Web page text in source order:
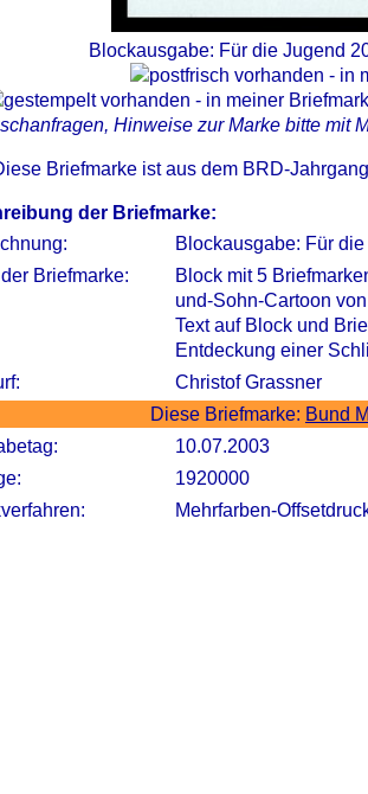
Blockausgabe: Für die Jugend
Hinweise zur Marke bitte mit
Briefmarke ist aus dem BRD-
der Briefmarke:
Blockausgabe: Für
Briefmarke:
Block mit 5
und-Sohn-Cartoon
Text auf Block und
Entdeckung einer
Christof Grassner
Diese Briefmarke: Bund
10.07.2003
1920000
Mehrfarben-